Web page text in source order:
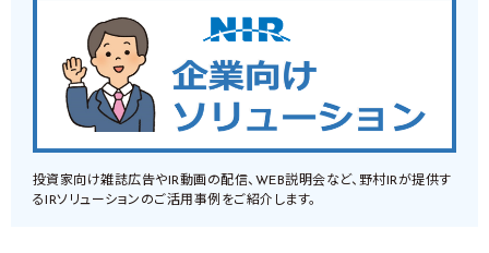
投資家向け雑誌広告やIR動画の配信、WEB説明会など、野村IRが提供す
るIRソリューションのご活用事例をご紹介します。